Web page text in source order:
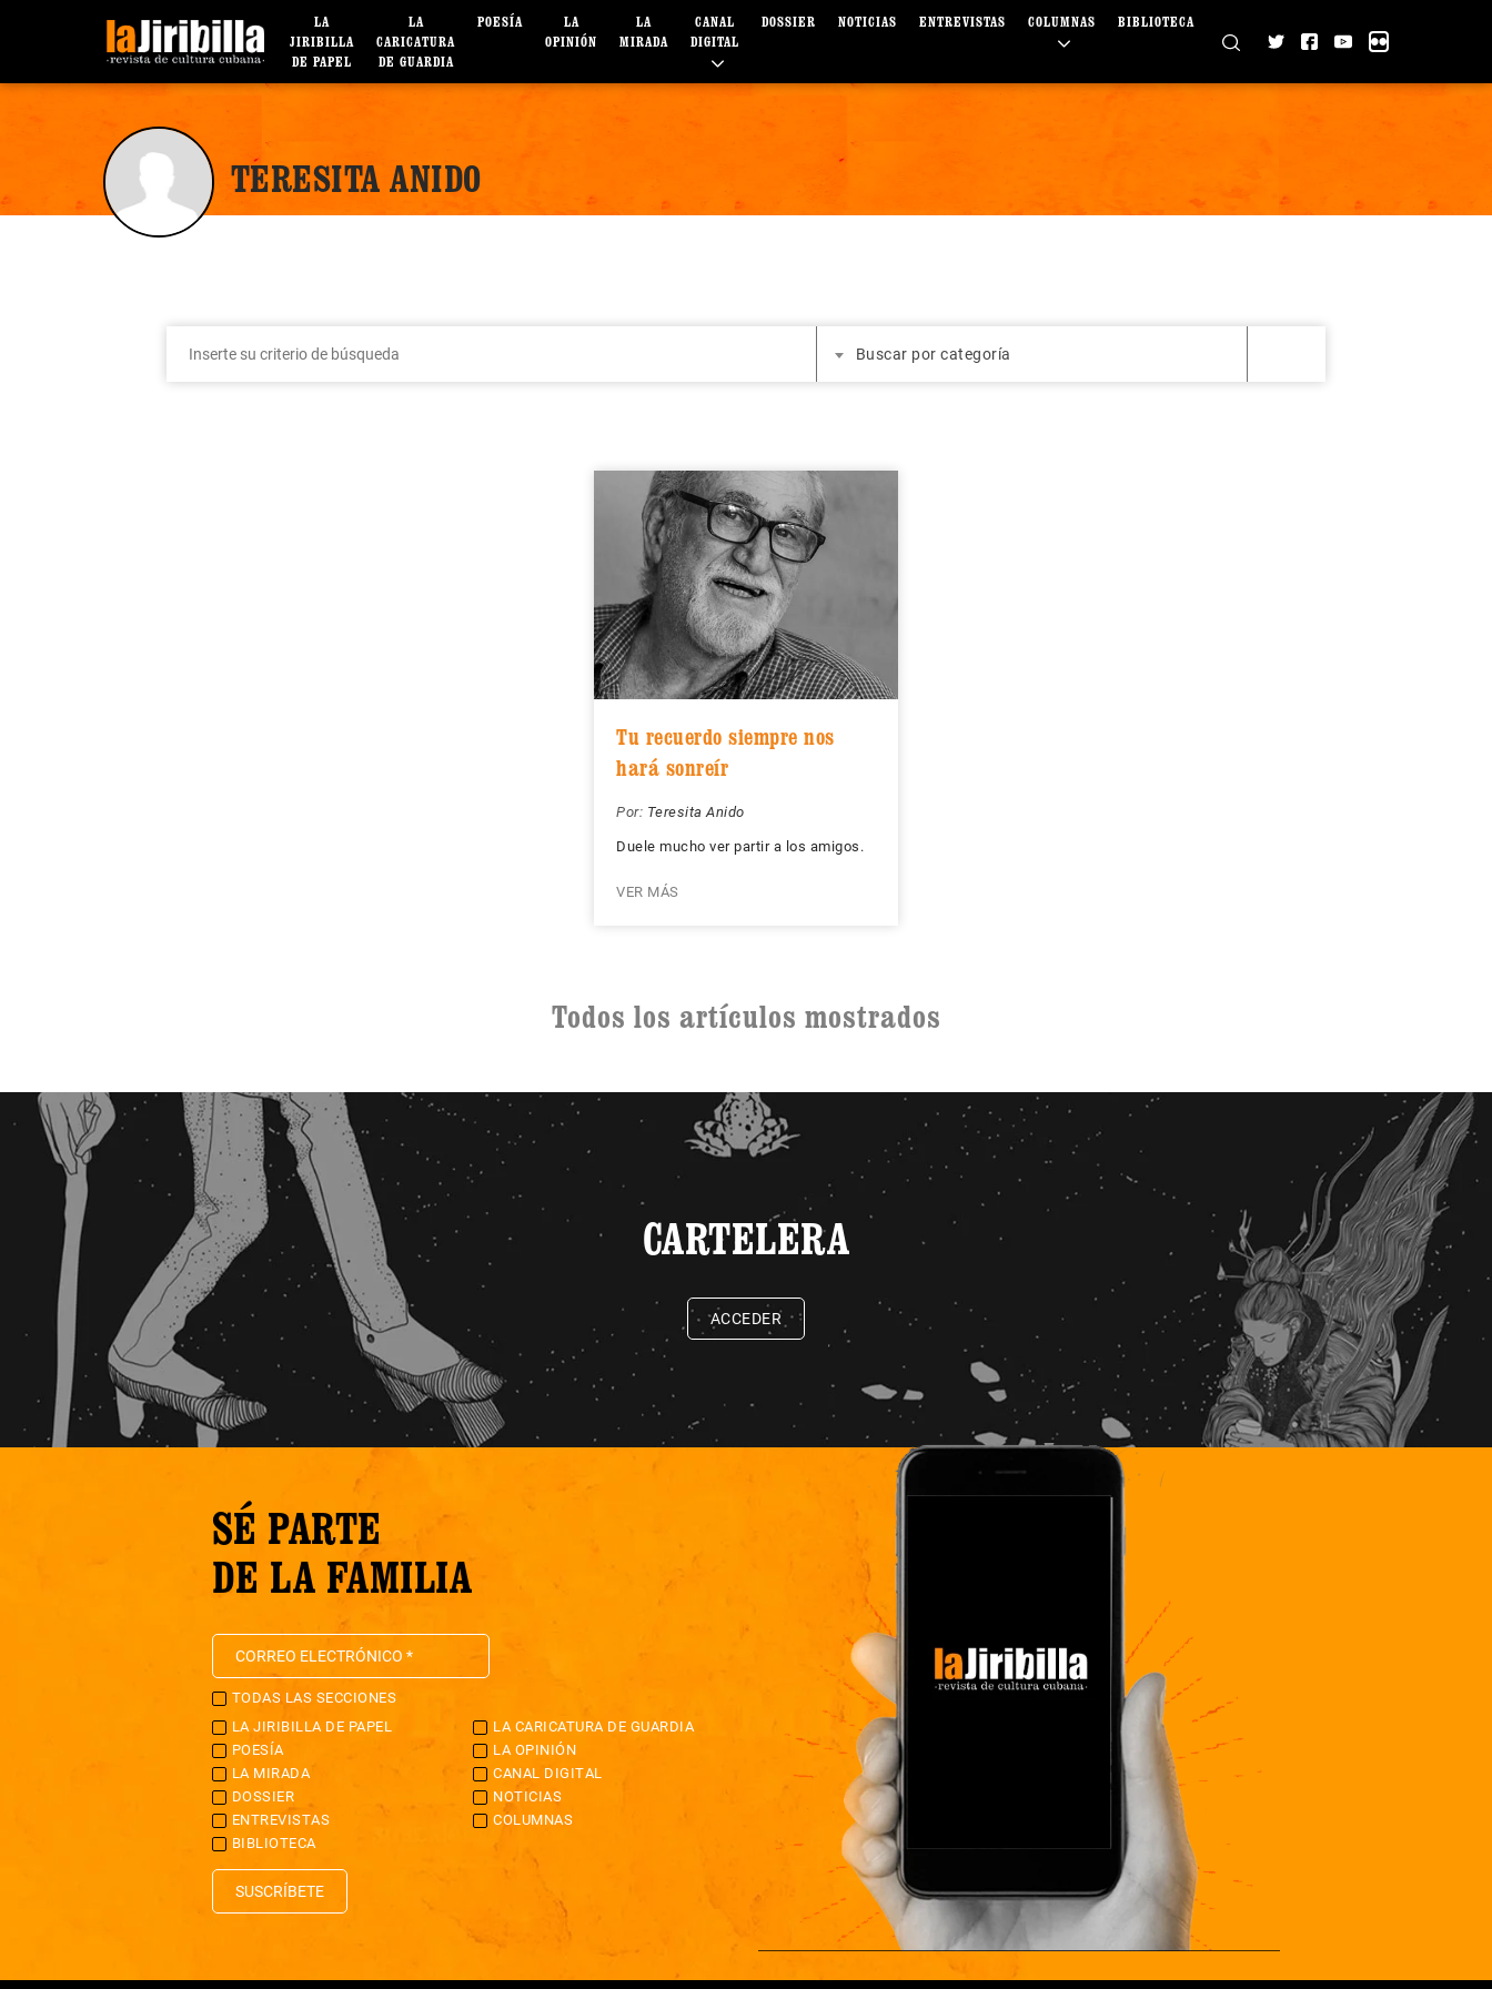
LA
JIRIBILLA
DE PAPEL
LA
CARICATURA
DE GUARDIA
POESÍA
LA
OPINIÓN
LA
MIRADA
CANAL
DIGITAL
DOSSIER NOTICIAS ENTREVISTAS COLUMNAS BIBLIOTECA
TERESITA ANIDO
Buscar por categoría
Tu recuerdo siempre nos
hará sonreír
Por: Teresita Anido
Duele mucho ver partir a los amigos.
VER MÁS
Todos los artículos mostrados
CARTELERA
ACCEDER
SÉ PARTE
DE LA FAMILIA
TODAS LAS SECCIONES
LA JIRIBILLA DE PAPEL
LA CARICATURA DE GUARDIA
POESÍA
LA OPINIÓN
LA MIRADA
CANAL DIGITAL
DOSSIER
NOTICIAS
ENTREVISTAS
COLUMNAS
BIBLIOTECA
SUSCRÍBETE